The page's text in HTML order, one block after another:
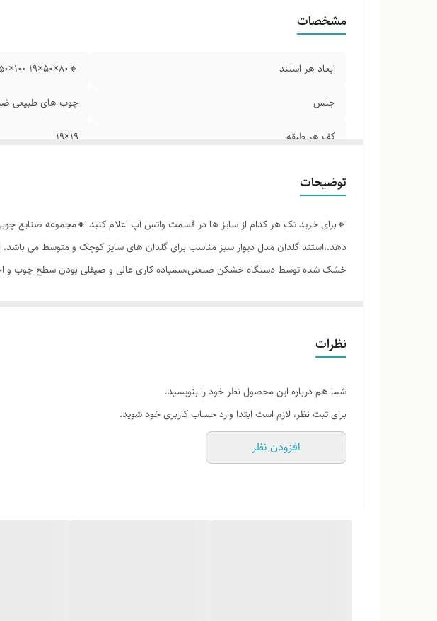
مشخصات
ابعاد هر استند 🔸۸۰×۵۰×۱۹ ۱۰۰×۵۰×۱۹🔸۱۲۰×۵۰×۱۹
جنس چوب های طبیعی
کف هر طبقه ۱۹×۱۹
توضیحات
🔸برای خرید تک هر کدام از سایز ها در قسمت واتس آپ اعلام کنید 🔸مجموعه صنایع چوبی
دهد.،استند گلدان مدل دیوار سبز مناسب برای گلدان های سایز کوچک و متوسط می
خشک شده توسط دستگاه خشکن صنعتی،سمباده کاری عالی و صیقلی بودن سطح چوب و
نظرات
شما هم درباره این محصول نظر خود را بنویسید.
برای ثبت نظر، لازم است ابتدا وارد حساب کاربری خود شوید.
افزودن نظر